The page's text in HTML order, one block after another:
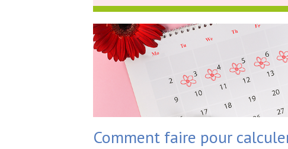
Comment faire pour